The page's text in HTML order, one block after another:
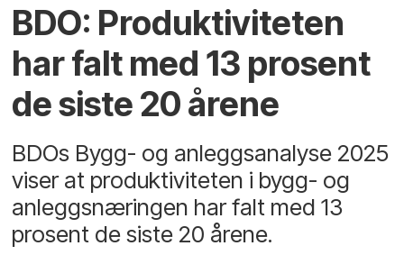
BDO: Produktiviteten
har falt med 13 prosent
de siste 20 årene
BDOs Bygg- og anleggsanalyse 2025
viser at produktiviteten i bygg- og
anleggsnæringen har falt med 13
prosent de siste 20 årene.